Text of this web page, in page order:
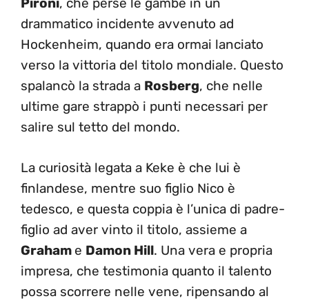
drammatico incidente avvenuto ad
Hockenheim, quando era ormai lanciato
verso la vittoria del titolo mondiale. Questo
spalancò la strada a Rosberg, che nelle
ultime gare strappò i punti necessari per
salire sul tetto del mondo.
La curiosità legata a Keke è che lui è
finlandese, mentre suo figlio Nico è
tedesco, e questa coppia è l’unica di padre-
figlio ad aver vinto il titolo, assieme a
Graham e Damon Hill. Una vera e propria
impresa, che testimonia quanto il talento
possa scorrere nelle vene, ripensando al